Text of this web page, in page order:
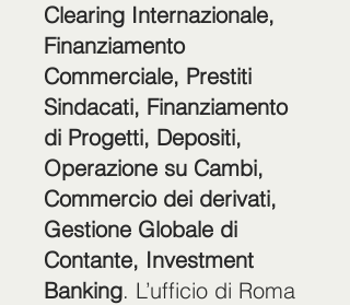
Clearing Internazionale,
Finanziamento
Commerciale, Prestiti
Sindacati, Finanziamento
di Progetti, Depositi,
Operazione su Cambi,
Commercio dei derivati,
Gestione Globale di
Contante, Investment
Banking. L’ufficio di Roma